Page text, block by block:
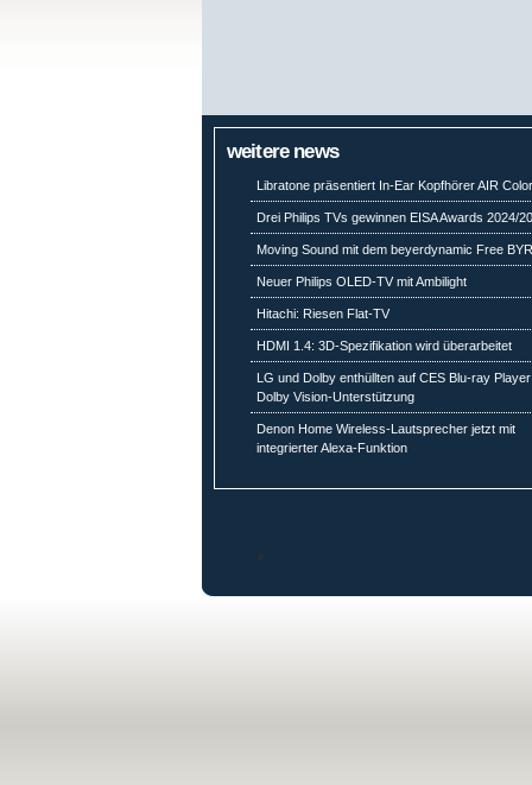
weitere news
Libratone präsentiert In-Ear Kopfhörer AIR
Drei Philips TVs gewinnen EISA Awards 2024/
Moving Sound mit dem beyerdynamic Free
Neuer Philips OLED-TV mit Ambilight
Hitachi: Riesen Flat-TV
HDMI 1.4: 3D-Spezifikation wird überarbeitet
LG und Dolby enthüllten auf CES Blu-ray
Dolby Vision-Unterstützung
Denon Home Wireless-Lautsprecher jetzt mit
integrierter Alexa-Funktion